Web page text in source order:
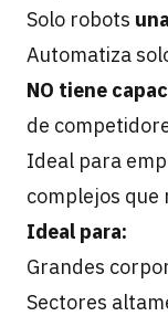
Solo robots
Automatiza
NO tiene
de
Ideal para
complejos que
Ideal para:
Grandes
Sectores